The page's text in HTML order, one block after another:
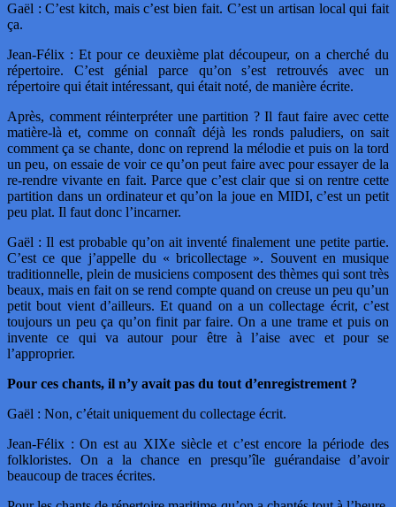
Gaël : C’est kitch, mais c’est bien fait. C’est un artisan local qui fait
ça.
Jean-Félix : Et pour ce deuxième plat découpeur, on a cherché du
répertoire. C’est génial parce qu’on s’est retrouvés avec un
répertoire qui était intéressant, qui était noté, de manière écrite.
Après, comment réinterpréter une partition ? Il faut faire avec cette
matière-là et, comme on connaît déjà les ronds paludiers, on sait
comment ça se chante, donc on reprend la mélodie et puis on la tord
un peu, on essaie de voir ce qu’on peut faire avec pour essayer de la
re-rendre vivante en fait. Parce que c’est clair que si on rentre cette
partition dans un ordinateur et qu’on la joue en MIDI, c’est un petit
peu plat. Il faut donc l’incarner.
Gaël : Il est probable qu’on ait inventé finalement une petite partie.
C’est ce que j’appelle du « bricollectage ». Souvent en musique
traditionnelle, plein de musiciens composent des thèmes qui sont très
beaux, mais en fait on se rend compte quand on creuse un peu qu’un
petit bout vient d’ailleurs. Et quand on a un collectage écrit, c’est
toujours un peu ça qu’on finit par faire. On a une trame et puis on
invente ce qui va autour pour être à l’aise avec et pour se
l’approprier.
Pour ces chants, il n’y avait pas du tout d’enregistrement ?
Gaël : Non, c’était uniquement du collectage écrit.
Jean-Félix : On est au XIXe siècle et c’est encore la période des
folkloristes. On a la chance en presqu’île guérandaise d’avoir
beaucoup de traces écrites.